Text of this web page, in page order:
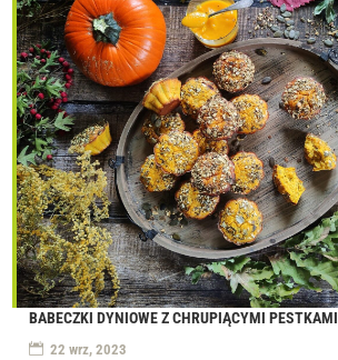
BABECZKI DYNIOWE Z CHRUPIĄCYMI PESTKAMI
22 wrz, 2023